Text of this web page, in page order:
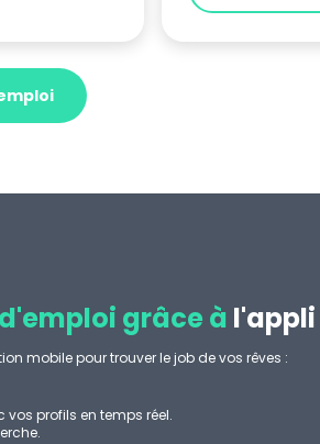
grâce à
mobile pour trouver le job de vos rêves :
profils en temps réel.